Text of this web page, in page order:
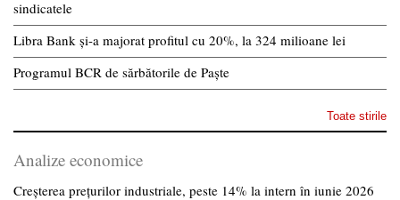
sindicatele
Libra Bank și-a majorat profitul cu 20%, la 324 milioane lei
Programul BCR de sărbătorile de Paște
Toate stirile
Analize economice
Creșterea prețurilor industriale, peste 14% la intern în iunie 2026